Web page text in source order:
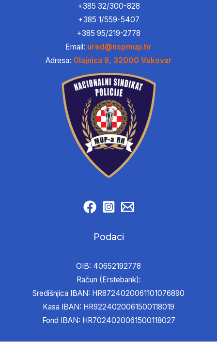
+385 32/300-828
+385 1/559-5407
+385 95/219-2778
Email: ured@nspmup.hr
Adresa: Olajnica 9, 32000 Vukovar
Podaci
OIB: 40652192778
Račun (Erstebank):
Središnjica IBAN: HR8724020061101076890
Kasa IBAN: HR9224020061500118019
Fond IBAN: HR7024020061500118027